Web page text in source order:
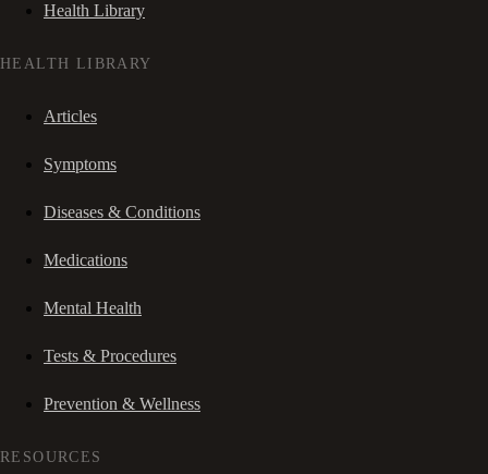
Health Library
HEALTH LIBRARY
Articles
Symptoms
Diseases & Conditions
Medications
Mental Health
Tests & Procedures
Prevention & Wellness
RESOURCES